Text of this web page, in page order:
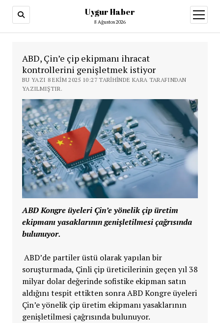
Uygur Haber
8 Ağustos 2026
aç
ABD, Çin’e çip ekipmanı ihracat
kontrollerini genişletmek istiyor
BU YAZI 8 EKIM 2025 10:27 TARIHINDE KARA TARAFINDAN
YAZILMIŞTIR.
ABD Kongre üyeleri Çin’e yönelik çip üretim
ekipmanı yasaklarının genişletilmesi çağrısında
bulunuyor.
ABD’de partiler üstü olarak yapılan bir
soruşturmada, Çinli çip üreticilerinin geçen yıl 38
milyar dolar değerinde sofistike ekipman satın
aldığını tespit ettikten sonra ABD Kongre üyeleri
Çin’e yönelik çip üretim ekipmanı yasaklarının
genişletilmesi çağrısında bulunuyor.